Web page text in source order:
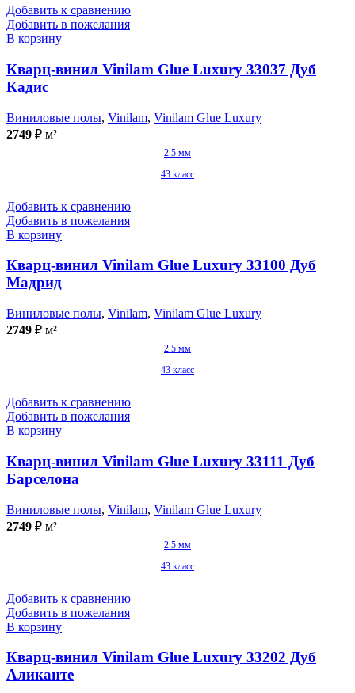
Добавить к сравнению
Добавить в пожелания
В корзину
Кварц-винил Vinilam Glue Luxury 33037 Дуб
Кадис
Виниловые полы, Vinilam, Vinilam Glue Luxury
2749 ₽ м²
2.5 мм
43 класс
Добавить к сравнению
Добавить в пожелания
В корзину
Кварц-винил Vinilam Glue Luxury 33100 Дуб
Мадрид
Виниловые полы, Vinilam, Vinilam Glue Luxury
2749 ₽ м²
2.5 мм
43 класс
Добавить к сравнению
Добавить в пожелания
В корзину
Кварц-винил Vinilam Glue Luxury 33111 Дуб
Барселона
Виниловые полы, Vinilam, Vinilam Glue Luxury
2749 ₽ м²
2.5 мм
43 класс
Добавить к сравнению
Добавить в пожелания
В корзину
Кварц-винил Vinilam Glue Luxury 33202 Дуб
Аликанте